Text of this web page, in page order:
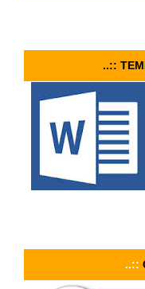
..::
..::